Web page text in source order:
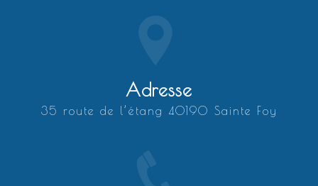
Adresse
35 route de l’étang 40190 Sainte Foy